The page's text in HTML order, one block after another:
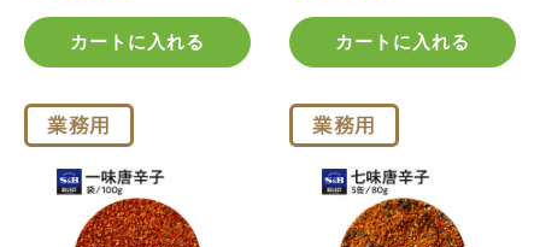
カートに入れる カートに入れる